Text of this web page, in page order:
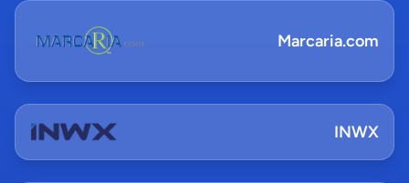
Marcaria.com
INWX